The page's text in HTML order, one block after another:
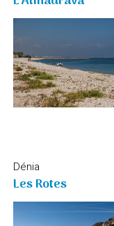
Dénia
Les Rotes